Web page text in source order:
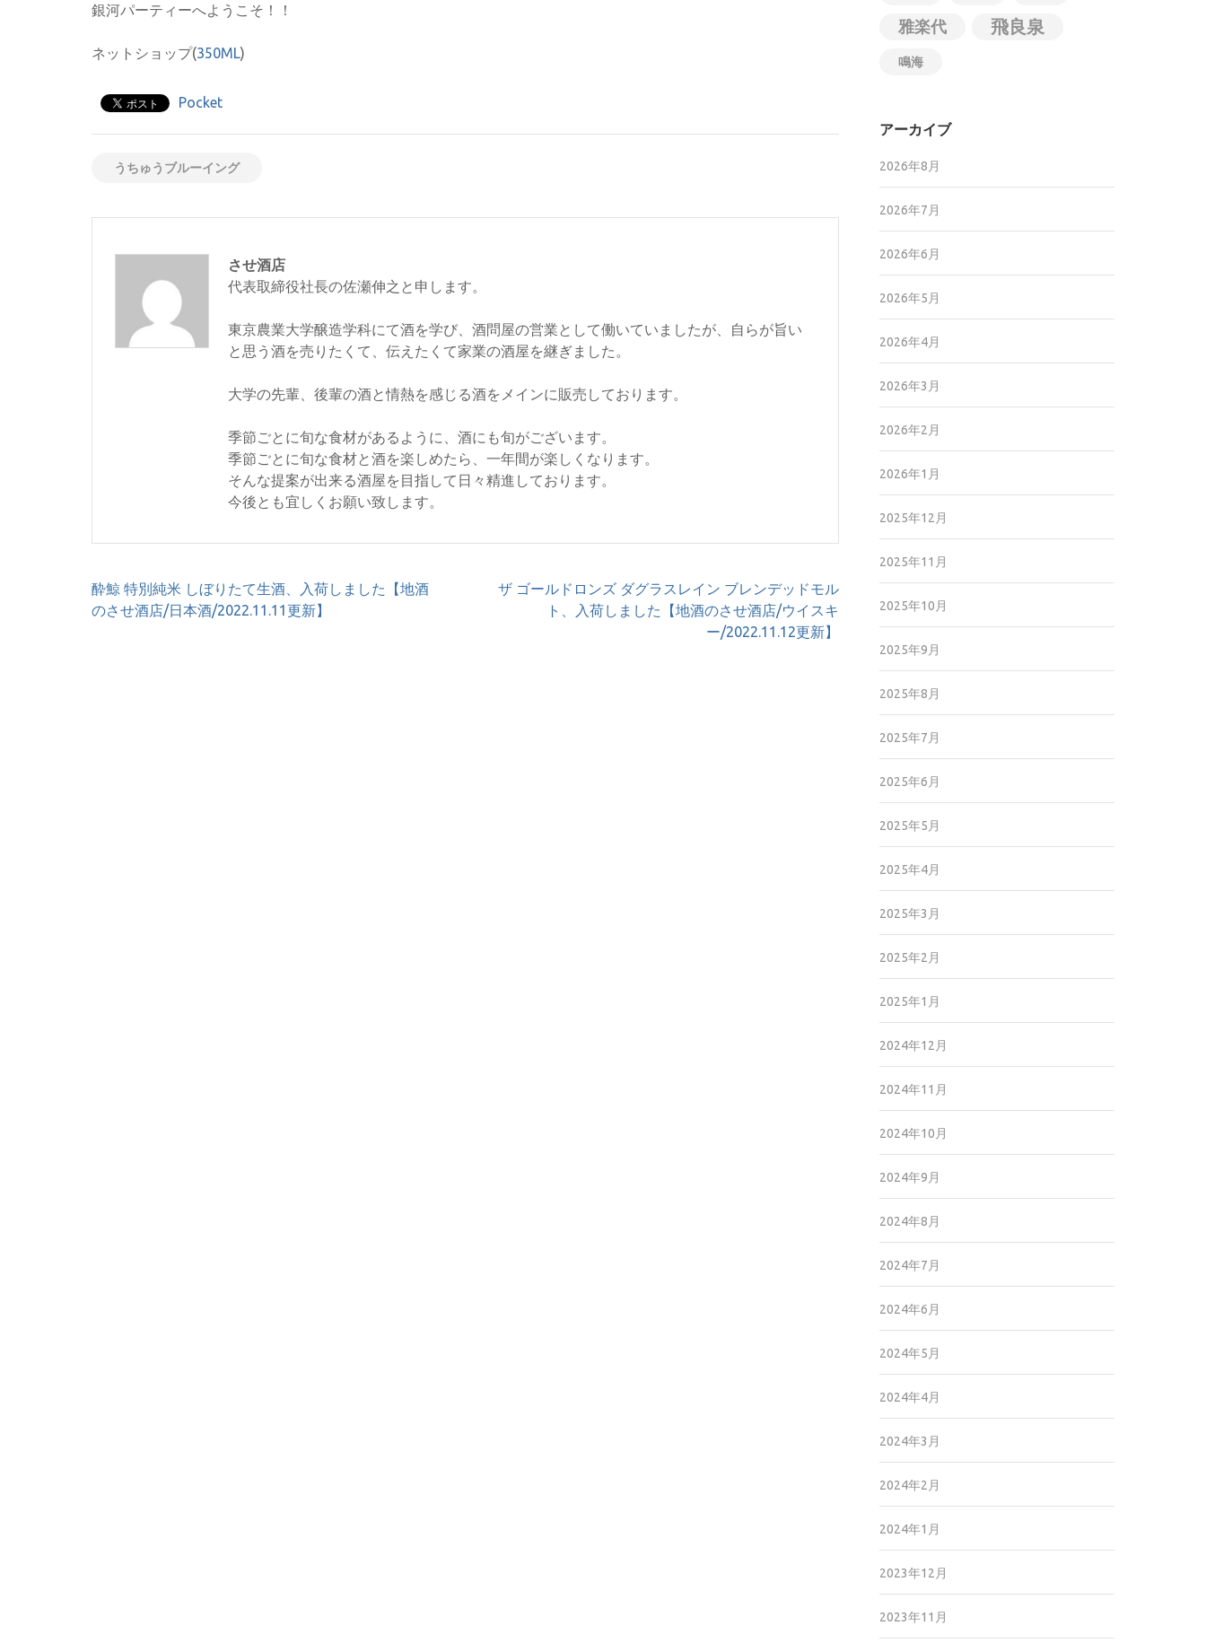
銀河パーティーへようこそ！！
ネットショップ(350ML)
Pocket
うちゅうブルーイング
させ酒店
代表取締役社長の佐瀬伸之と申します。
東京農業大学醸造学科にて酒を学び、酒問屋の営業として働いていましたが、自らが旨い
と思う酒を売りたくて、伝えたくて家業の酒屋を継ぎました。
大学の先輩、後輩の酒と情熱を感じる酒をメインに販売しております。
季節ごとに旬な食材があるように、酒にも旬がございます。
季節ごとに旬な食材と酒を楽しめたら、一年間が楽しくなります。
そんな提案が出来る酒屋を目指して日々精進しております。
今後とも宜しくお願い致します。
投
稿
酔鯨 特別純米 しぼりたて生酒、入荷しました【地酒
のさせ酒店/日本酒/2022.11.11更新】
ザ ゴールドロンズ ダグラスレイン ブレンデッドモル
ト、入荷しました【地酒のさせ酒店/ウイスキ
ー/2022.11.12更新】
雅楽代 飛良泉
鳴海
アーカイブ
2026年8月
2026年7月
2026年6月
2026年5月
2026年4月
2026年3月
2026年2月
2026年1月
2025年12月
2025年11月
2025年10月
2025年9月
2025年8月
2025年7月
2025年6月
2025年5月
2025年4月
2025年3月
2025年2月
2025年1月
2024年12月
2024年11月
2024年10月
2024年9月
2024年8月
2024年7月
2024年6月
2024年5月
2024年4月
2024年3月
2024年2月
2024年1月
2023年12月
2023年11月